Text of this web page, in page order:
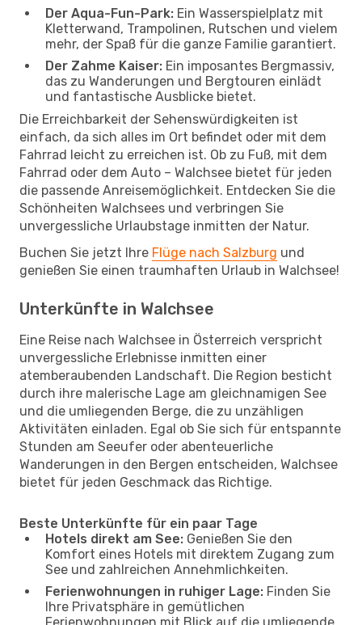
Der Aqua-Fun-Park: Ein Wasserspielplatz mit
Kletterwand, Trampolinen, Rutschen und vielem
mehr, der Spaß für die ganze Familie garantiert.
Der Zahme Kaiser: Ein imposantes Bergmassiv,
das zu Wanderungen und Bergtouren einlädt
und fantastische Ausblicke bietet.
Die Erreichbarkeit der Sehenswürdigkeiten ist
einfach, da sich alles im Ort befindet oder mit dem
Fahrrad leicht zu erreichen ist. Ob zu Fuß, mit dem
Fahrrad oder dem Auto – Walchsee bietet für jeden
die passende Anreisemöglichkeit. Entdecken Sie die
Schönheiten Walchsees und verbringen Sie
unvergessliche Urlaubstage inmitten der Natur.
Buchen Sie jetzt Ihre Flüge nach Salzburg und
genießen Sie einen traumhaften Urlaub in Walchsee!
Unterkünfte in Walchsee
Eine Reise nach Walchsee in Österreich verspricht
unvergessliche Erlebnisse inmitten einer
atemberaubenden Landschaft. Die Region besticht
durch ihre malerische Lage am gleichnamigen See
und die umliegenden Berge, die zu unzähligen
Aktivitäten einladen. Egal ob Sie sich für entspannte
Stunden am Seeufer oder abenteuerliche
Wanderungen in den Bergen entscheiden, Walchsee
bietet für jeden Geschmack das Richtige.
Beste Unterkünfte für ein paar Tage
Hotels direkt am See: Genießen Sie den
Komfort eines Hotels mit direktem Zugang zum
See und zahlreichen Annehmlichkeiten.
Ferienwohnungen in ruhiger Lage: Finden Sie
Ihre Privatsphäre in gemütlichen